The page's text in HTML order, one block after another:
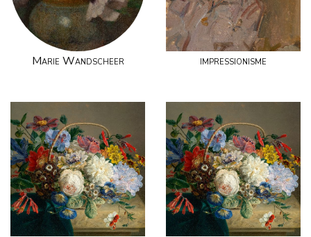
Marie Wandscheer impressionisme